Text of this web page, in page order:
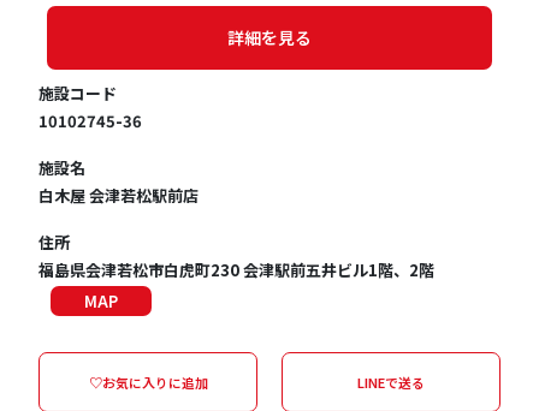
詳細を見る
施設コード
10102745-36
施設名
白木屋 会津若松駅前店
住所
福島県会津若松市白虎町230 会津駅前五井ビル1階、2階
MAP
♡お気に入りに追加 LINEで送る